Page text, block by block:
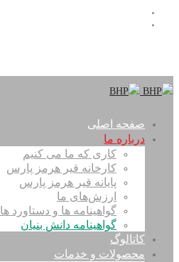
صفحه اصلی
درباره ما
کاری که ما می کنیم
کارخانه قیر هرمز پارس
پایانه قیر هرمز پارس
ارزش‌های ما
گواهینامه ها و دستاورد ها
گواهینامه دانش بنیان
کاتالوگ
محصولات و خدمات